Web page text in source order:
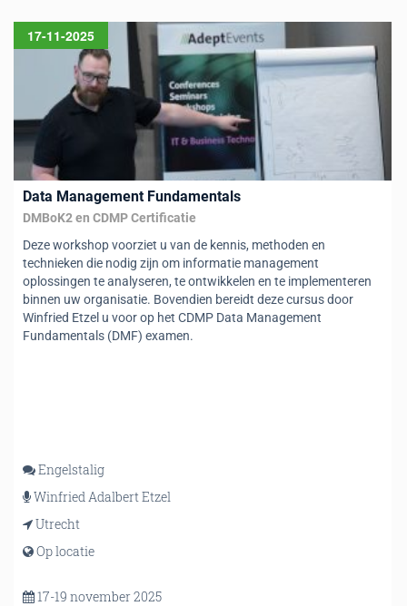
17-11-2025
Data Management Fundamentals
DMBoK2 en CDMP Certificatie
Deze workshop voorziet u van de kennis, methoden en
technieken die nodig zijn om informatie management
oplossingen te analyseren, te ontwikkelen en te implementeren
binnen uw organisatie. Bovendien bereidt deze cursus door
Winfried Etzel u voor op het CDMP Data Management
Fundamentals (DMF) examen.
Engelstalig
Winfried Adalbert Etzel
Utrecht
Op locatie
17-19 november 2025